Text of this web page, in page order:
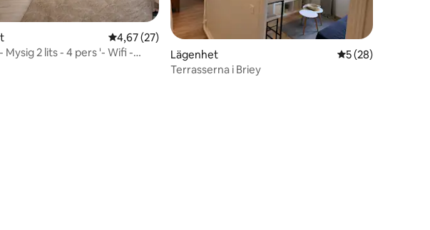
betyg, 14 omdömen
4,67 av 5 i genomsnittligt betyg, 27 omdömen
4,67 (27)
Mysig 2 lits - 4 pers '- Wifi -
Lägenhet 5 av 5 i
5 (28)
Terrasserna i Briey